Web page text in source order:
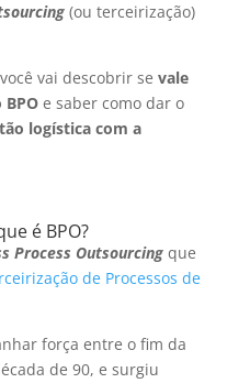
(ou terceirização)
vai descobrir se vale
e saber como dar o
logística com a
é BPO?
Process Outsourcingque
de Processos de
força entre o fim da
de 90, e surgiu